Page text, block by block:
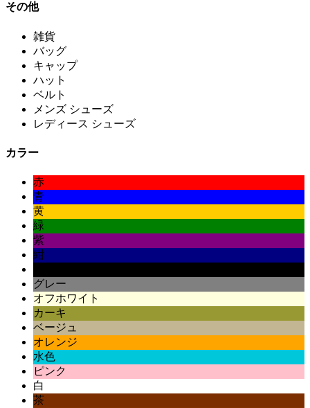
その他
雑貨
バッグ
キャップ
ハット
ベルト
メンズ シューズ
レディース シューズ
カラー
赤
青
黄
緑
紫
紺
グレー
オフホワイト
カーキ
ベージュ
オレンジ
水色
ピンク
白
茶